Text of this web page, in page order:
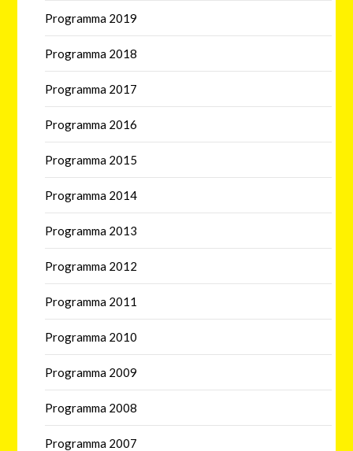
Programma 2019
Programma 2018
Programma 2017
Programma 2016
Programma 2015
Programma 2014
Programma 2013
Programma 2012
Programma 2011
Programma 2010
Programma 2009
Programma 2008
Programma 2007